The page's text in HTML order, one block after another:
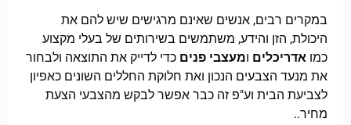
במקרים רבים, אנשים שאינם מרגישים שיש להם את
היכולת, הזן והידע, משתמשים בשירותים של בעלי מקצוע
כמו אדריכלים ומעצבי פנים כדי לדייק את התוצאה ולבחור
את מנעד הצבעים הנכון ואת חלוקת החללים השונים כאפיון
לצביעת הבית וע"פ זה כבר אפשר לבקש מהצבעי הצעת
מחיר..